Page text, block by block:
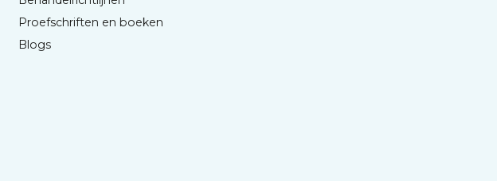
Proefschriften en boeken
Blogs